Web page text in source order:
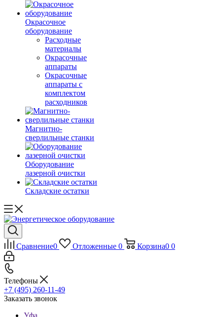
Окрасочное
оборудование
Расходные
материалы
Окрасочные
аппараты
Окрасочные
аппараты с
комплектом
расходников
Магнитно-
сверлильные станки
Оборудование
лазерной очистки
Складские остатки
Сравнение0 Отложенные 0 Корзина0 0
Телефоны
+7 (495) 260-11-49
Заказать звонок
Уфа